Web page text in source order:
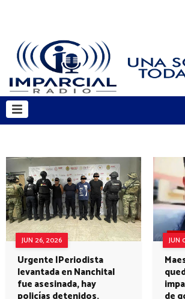
JUN 26, 2026
Urgente |Periodista
levantada en Nanchital
fue asesinada, hay
JUN